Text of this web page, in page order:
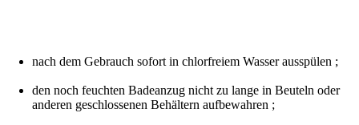
nach dem Gebrauch sofort in chlorfreiem Wasser ausspülen ;
den noch feuchten Badeanzug nicht zu lange in Beuteln oder
anderen geschlossenen Behältern aufbewahren ;